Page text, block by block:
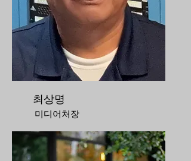
최상명
미디어처장